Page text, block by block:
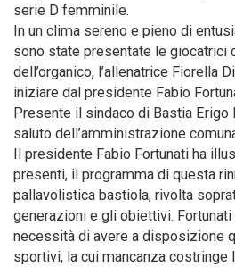
serie D femminile.
In un clima sereno e pieno di
sono state presentate le giocatrici
dell’organico, l’allenatrice Fiorella
iniziare dal presidente Fabio
Presente il sindaco di Bastia Erigo
saluto dell’amministrazione
Il presidente Fabio Fortunati ha
presenti, il programma di questa
pallavolistica bastiola, rivolta
generazioni e gli obiettivi.
necessità di avere a disposizione
sportivi, la cui mancanza costringe